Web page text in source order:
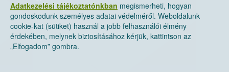
Adatkezelési tájékoztatónkban megismerheti, hogyan
gondoskodunk személyes adatai védelméről. Weboldalunk
cookie-kat (sütiket) használ a jobb felhasználói élmény
érdekében, melynek biztosításához kérjük, kattintson az
„Elfogadom” gombra.